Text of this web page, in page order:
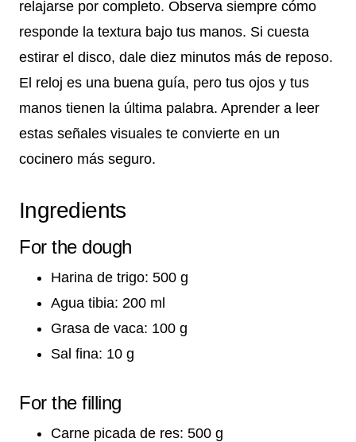
relajarse por completo. Observa siempre cómo
responde la textura bajo tus manos. Si cuesta
estirar el disco, dale diez minutos más de reposo.
El reloj es una buena guía, pero tus ojos y tus
manos tienen la última palabra. Aprender a leer
estas señales visuales te convierte en un
cocinero más seguro.
Ingredients
For the dough
Harina de trigo: 500 g
Agua tibia: 200 ml
Grasa de vaca: 100 g
Sal fina: 10 g
For the filling
Carne picada de res: 500 g